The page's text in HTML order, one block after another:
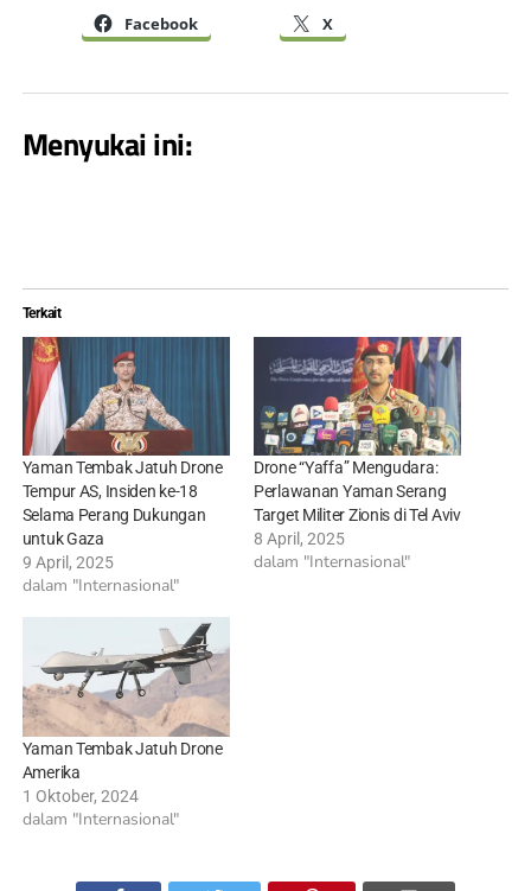
Facebook X
Menyukai ini:
Terkait
Yaman Tembak Jatuh Drone
Tempur AS, Insiden ke-18
Selama Perang Dukungan
untuk Gaza
9 April, 2025
dalam "Internasional"
Drone “Yaffa” Mengudara:
Perlawanan Yaman Serang
Target Militer Zionis di Tel Aviv
8 April, 2025
dalam "Internasional"
Yaman Tembak Jatuh Drone
Amerika
1 Oktober, 2024
dalam "Internasional"